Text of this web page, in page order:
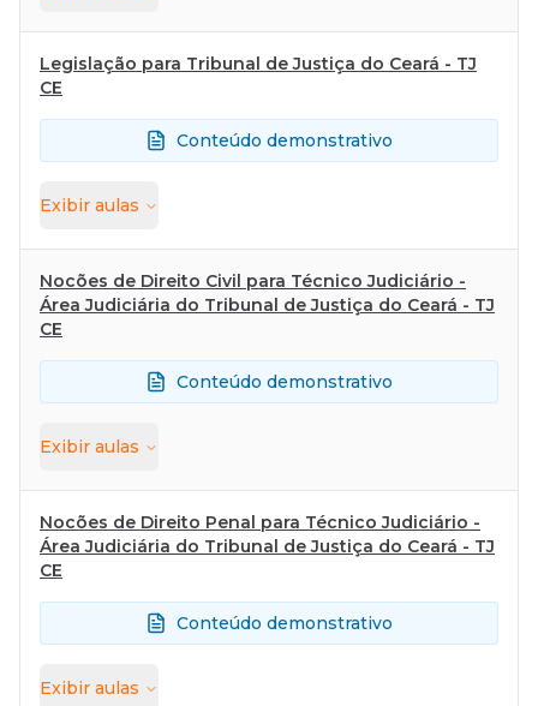
Legislação para Tribunal de Justiça do Ceará - TJ
CE
Conteúdo demonstrativo
Exibir aulas
Nocões de Direito Civil para Técnico Judiciário -
Área Judiciária do Tribunal de Justiça do Ceará - TJ
CE
Conteúdo demonstrativo
Exibir aulas
Nocões de Direito Penal para Técnico Judiciário -
Área Judiciária do Tribunal de Justiça do Ceará - TJ
CE
Conteúdo demonstrativo
Exibir aulas